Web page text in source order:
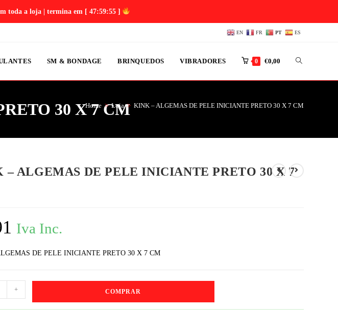
toda a loja | termina em [ 47:59:54 ]
EN FR PT ES
SM & BONDAGE BRINQUEDOS VIBRADORES 0 €0,00
30 X 7 CM
Home > Loja > KINK – ALGEMAS DE PELE INICIANTE PRETO 30 X 7 CM
– ALGEMAS DE PELE INICIANTE PRETO 30 X 7
Iva Inc.
DE PELE INICIANTE PRETO 30 X 7 CM
+ COMPRAR